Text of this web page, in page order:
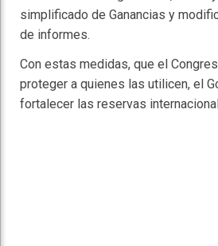
simplificado de Ganancias y
de informes.
Con estas medidas, que el
proteger a quienes las utilicen, el
fortalecer las reservas